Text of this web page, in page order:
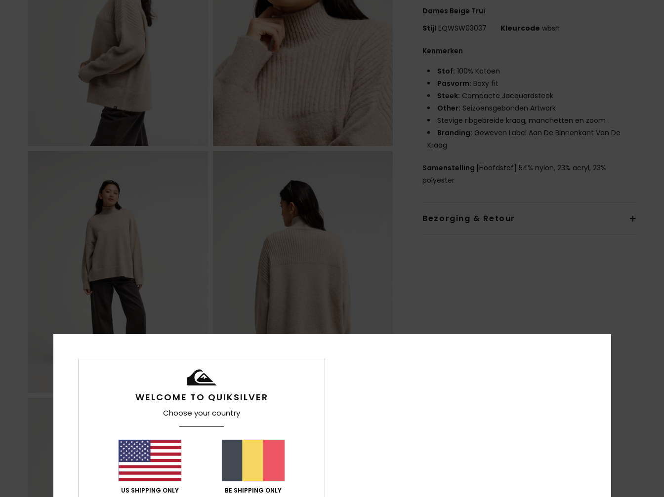
Dames Beige Trui
Stijl EQWSW03037 Kleurcode wbsh
Kenmerken
Stof: 100% Katoen
Pasvorm: Boxy fit
Steek: Compacte Jacquardsteek
Other: Seizoensgebonden Artwork
Stevige ribgebreide kraag, manchetten en zoom
Branding: Geweven Label Aan De Binnenkant Van De
Kraag
Samenstelling [Hoofdstof] 54% nylon, 23% acryl, 23%
polyester
Bezorging & Retour
WELCOME TO QUIKSILVER
Choose your country
US SHIPPING ONLY BE SHIPPING ONLY